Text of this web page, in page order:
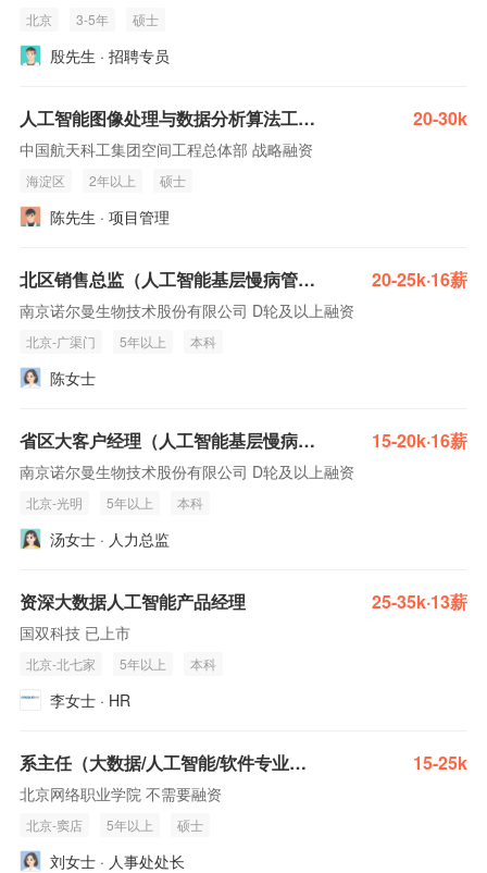
北京 3-5年 硕士
殷先生 · 招聘专员
人工智能图像处理与数据分析算法工程师 20-30k
中国航天科工集团空间工程总体部 战略融资
海淀区 2年以上 硕士
陈先生 · 项目管理
北区销售总监（人工智能基层慢病管理大数据方向） 20-25k·16薪
南京诺尔曼生物技术股份有限公司 D轮及以上融资
北京-广渠门 5年以上 本科
陈女士
省区大客户经理（人工智能基层慢病管理大数据方向） 15-20k·16薪
南京诺尔曼生物技术股份有限公司 D轮及以上融资
北京-光明 5年以上 本科
汤女士 · 人力总监
资深大数据人工智能产品经理 25-35k·13薪
国双科技 已上市
北京-北七家 5年以上 本科
李女士 · HR
系主任（大数据/人工智能/软件专业背景） 15-25k
北京网络职业学院 不需要融资
北京-窦店 5年以上 硕士
刘女士 · 人事处处长